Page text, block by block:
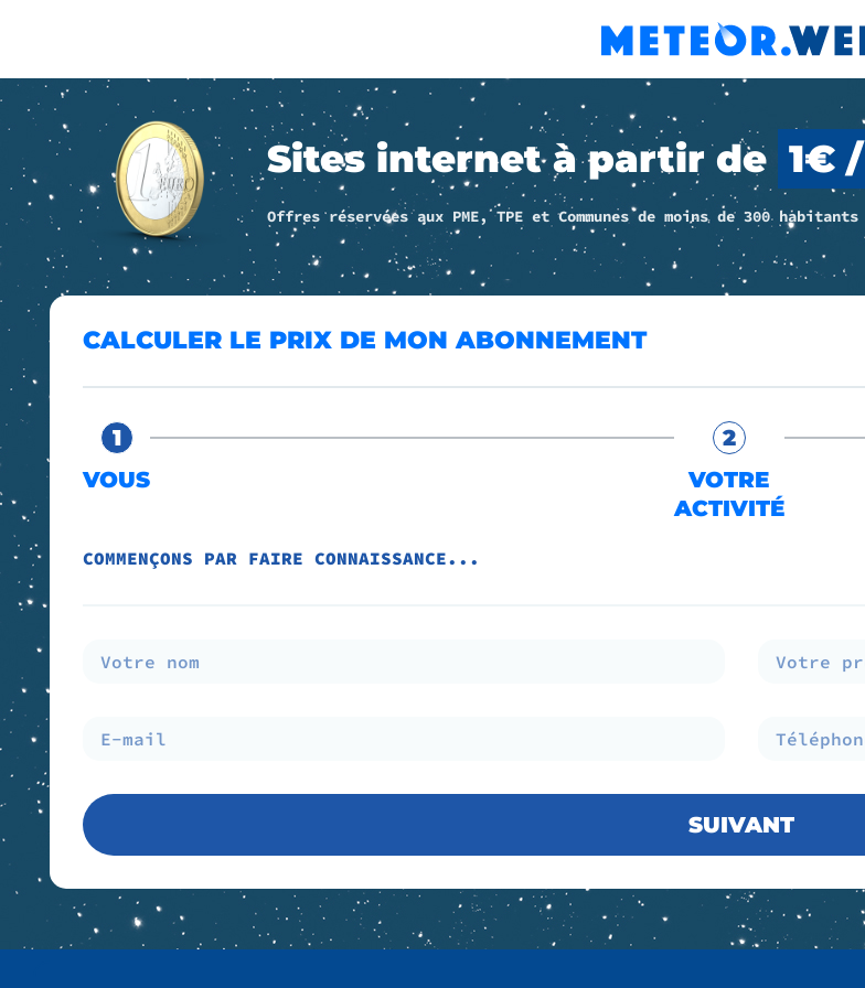
Sites internet à partir de
1€
/
Offres réservées aux PME, TPE et Communes de moins de 300 habitants
CALCULER LE PRIX DE MON ABONNEMENT
1
VOUS
2
VOTRE
ACTIVITÉ
COMMENÇONS PAR FAIRE CONNAISSANCE...
SUIVANT